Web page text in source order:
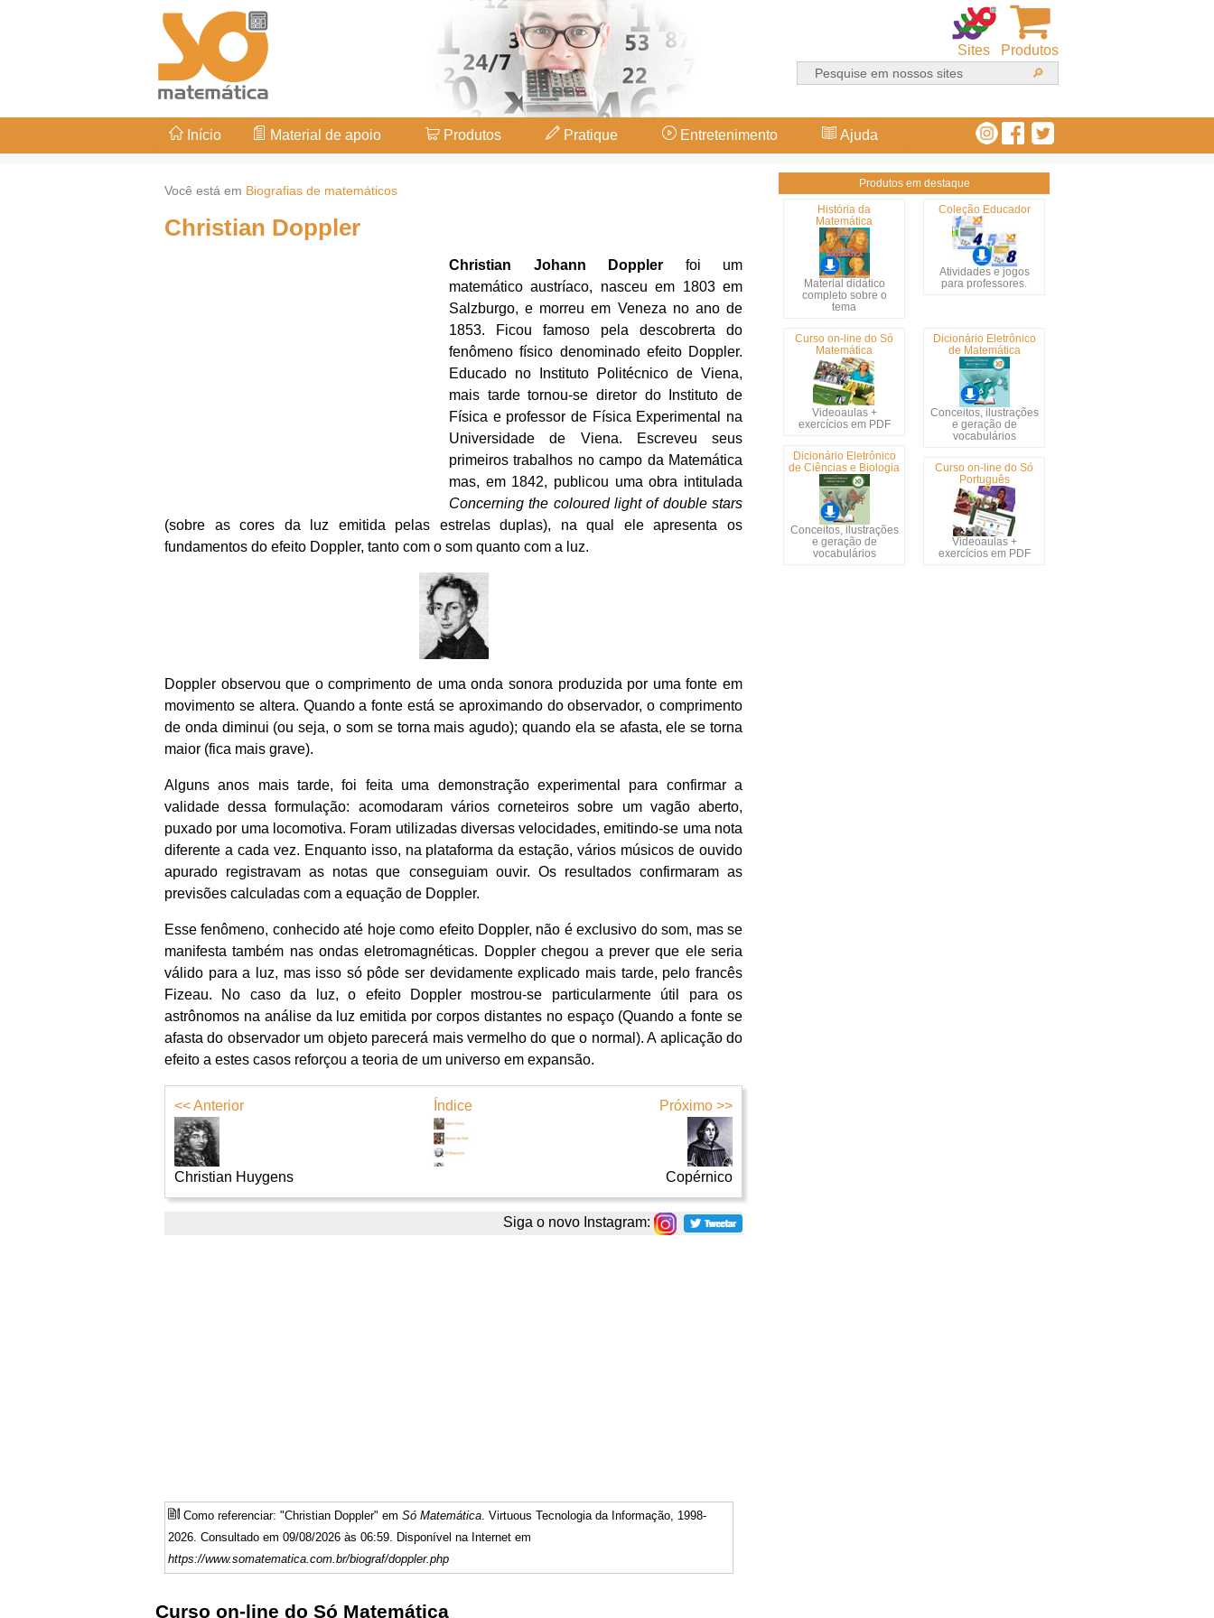
Produtos
Sites
Início Material de apoio Produtos Pratique Entretenimento Ajuda
Você está em Biografias de matemáticos
Christian Doppler
Christian Johann Doppler foi um
matemático austríaco, nasceu em 1803 em
Salzburgo, e morreu em Veneza no ano de
1853. Ficou famoso pela descobrerta do
fenômeno físico denominado efeito Doppler.
Educado no Instituto Politécnico de Viena,
mais tarde tornou-se diretor do Instituto de
Física e professor de Física Experimental na
Universidade de Viena. Escreveu seus
primeiros trabalhos no campo da Matemática
mas, em 1842, publicou uma obra intitulada
Concerning the coloured light of double stars
(sobre as cores da luz emitida pelas estrelas duplas), na qual ele apresenta os
fundamentos do efeito Doppler, tanto com o som quanto com a luz.
Doppler observou que o comprimento de uma onda sonora produzida por uma fonte em
movimento se altera. Quando a fonte está se aproximando do observador, o comprimento
de onda diminui (ou seja, o som se torna mais agudo); quando ela se afasta, ele se torna
maior (fica mais grave).
Alguns anos mais tarde, foi feita uma demonstração experimental para confirmar a
validade dessa formulação: acomodaram vários corneteiros sobre um vagão aberto,
puxado por uma locomotiva. Foram utilizadas diversas velocidades, emitindo-se uma nota
diferente a cada vez. Enquanto isso, na plataforma da estação, vários músicos de ouvido
apurado registravam as notas que conseguiam ouvir. Os resultados confirmaram as
previsões calculadas com a equação de Doppler.
Esse fenômeno, conhecido até hoje como efeito Doppler, não é exclusivo do som, mas se
manifesta também nas ondas eletromagnéticas. Doppler chegou a prever que ele seria
válido para a luz, mas isso só pôde ser devidamente explicado mais tarde, pelo francês
Fizeau. No caso da luz, o efeito Doppler mostrou-se particularmente útil para os
astrônomos na análise da luz emitida por corpos distantes no espaço (Quando a fonte se
afasta do observador um objeto parecerá mais vermelho do que o normal). A aplicação do
efeito a estes casos reforçou a teoria de um universo em expansão.
<< Anterior
Christian Huygens
Índice Próximo >>
Copérnico
Siga o novo Instagram:
Como referenciar: "Christian Doppler" em Só Matemática . Virtuous Tecnologia da Informação, 1998-
2026. Consultado em 09/08/2026 às 06:59. Disponível na Internet em
https://www.somatematica.com.br/biograf/doppler.php
Produtos em destaque
História da
Matemática
Material didático
completo sobre o
tema
Coleção Educador
Atividades e jogos
para professores.
Curso on-line do Só
Matemática
Videoaulas +
exercícios em PDF
Dicionário Eletrônico
de Matemática
Conceitos, ilustrações
e geração de
vocabulários
Dicionário Eletrônico
de Ciências e Biologia
Conceitos, ilustrações
e geração de
vocabulários
Curso on-line do Só
Português
Videoaulas +
exercícios em PDF
Curso on-line do Só Matemática